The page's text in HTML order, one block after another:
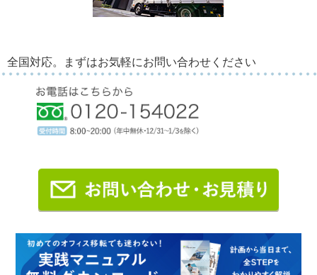
全国対応。まずはお気軽にお問い合わせください